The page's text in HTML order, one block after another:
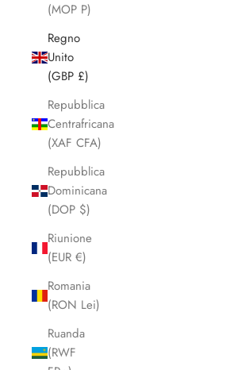
(MOP P)
Regno
Unito
(GBP £)
Repubblica
Centrafricana
(XAF CFA)
Repubblica
Dominicana
(DOP $)
Riunione
(EUR €)
Romania
(RON Lei)
Ruanda
(RWF